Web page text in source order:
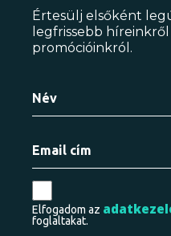
Értesülj elsőként
legfrissebb híreinkről
promócióinkról.
Elfogadom az
foglaltakat.